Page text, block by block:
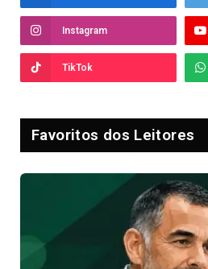
Instagram
TikTok
Favoritos dos Leitores